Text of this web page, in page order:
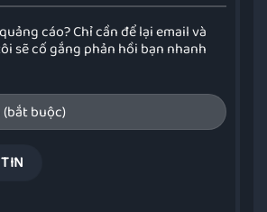
cáo? Chỉ cần để lại email và
sẽ cố gắng phản hồi bạn nhanh